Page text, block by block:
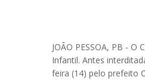
JOÃO PESSOA, PB -
Infantil. Antes
feira (14) pelo prefeito